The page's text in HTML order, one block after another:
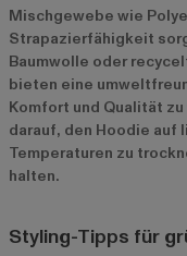
Mischgewebe wie
Strapazierfähigkeit
Baumwolle oder
bieten eine
Komfort und Qualität
darauf, den Hoodie auf
Temperaturen zu
halten.
Styling-Tipps für